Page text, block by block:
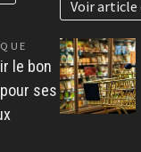
Voir
le bon
ses